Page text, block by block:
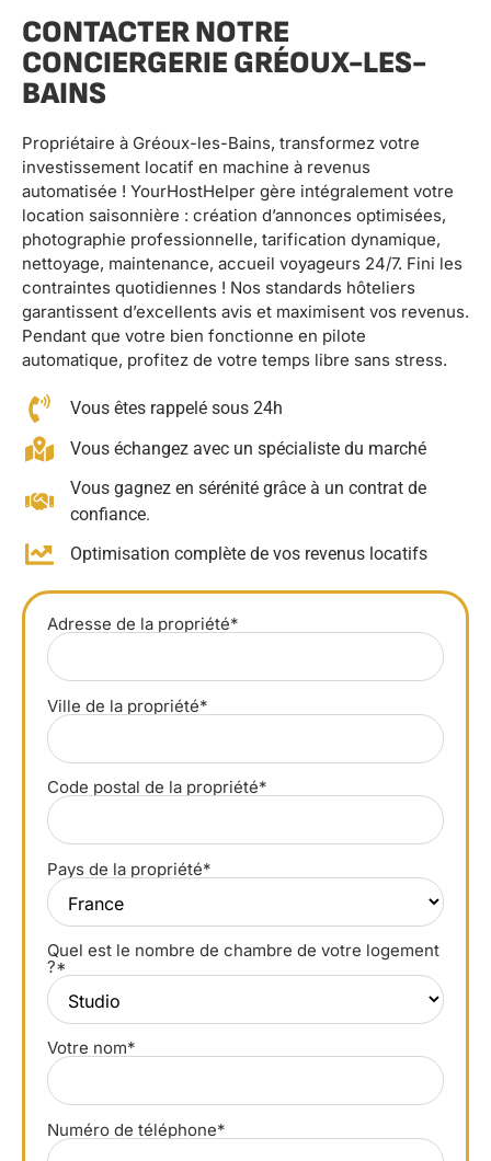
CONTACTER NOTRE
CONCIERGERIE GRÉOUX-LES-
BAINS
Propriétaire à Gréoux-les-Bains, transformez votre
investissement locatif en machine à revenus
automatisée ! YourHostHelper gère intégralement votre
location saisonnière : création d’annonces optimisées,
photographie professionnelle, tarification dynamique,
nettoyage, maintenance, accueil voyageurs 24/7. Fini les
contraintes quotidiennes ! Nos standards hôteliers
garantissent d’excellents avis et maximisent vos revenus.
Pendant que votre bien fonctionne en pilote
automatique, profitez de votre temps libre sans stress.
Vous êtes rappelé sous 24h
Vous échangez avec un spécialiste du marché
Vous gagnez en sérénité grâce à un contrat de
confiance.
Optimisation complète de vos revenus locatifs
Adresse de la propriété*
Ville de la propriété*
Code postal de la propriété*
Pays de la propriété*
Quel est le nombre de chambre de votre logement
?*
Votre nom*
Numéro de téléphone*